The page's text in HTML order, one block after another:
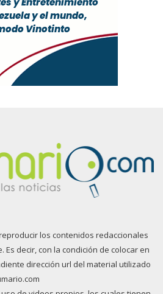
los contenidos redaccionales
decir, con la condición de colocar en
dirección url del material utilizado